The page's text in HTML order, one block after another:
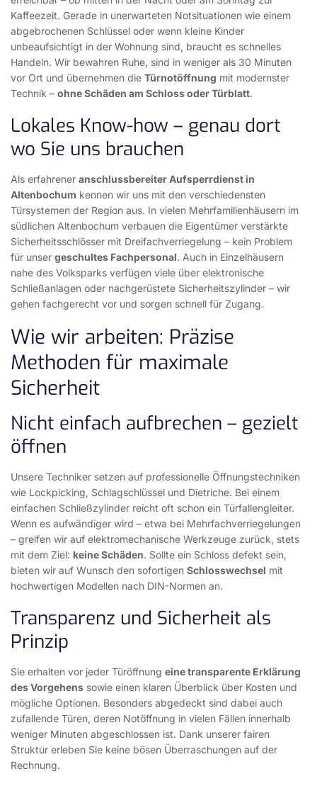
Kaffeezeit. Gerade in unerwarteten Notsituationen wie einem
abgebrochenen Schlüssel oder wenn kleine Kinder
unbeaufsichtigt in der Wohnung sind, braucht es schnelles
Handeln. Wir bewahren Ruhe, sind in weniger als 30 Minuten
vor Ort und übernehmen die Türnotöffnung mit modernster
Technik – ohne Schäden am Schloss oder Türblatt.
Lokales Know-how – genau dort
wo Sie uns brauchen
Als erfahrener anschlussbereiter Aufsperrdienst in
Altenbochum kennen wir uns mit den verschiedensten
Türsystemen der Region aus. In vielen Mehrfamilienhäusern im
südlichen Altenbochum verbauen die Eigentümer verstärkte
Sicherheitsschlösser mit Dreifachverriegelung – kein Problem
für unser geschultes Fachpersonal. Auch in Einzelhäusern
nahe des Volksparks verfügen viele über elektronische
Schließanlagen oder nachgerüstete Sicherheitszylinder – wir
gehen fachgerecht vor und sorgen schnell für Zugang.
Wie wir arbeiten: Präzise
Methoden für maximale
Sicherheit
Nicht einfach aufbrechen – gezielt
öffnen
Unsere Techniker setzen auf professionelle Öffnungstechniken
wie Lockpicking, Schlagschlüssel und Dietriche. Bei einem
einfachen Schließzylinder reicht oft schon ein Türfallengleiter.
Wenn es aufwändiger wird – etwa bei Mehrfachverriegelungen
– greifen wir auf elektromechanische Werkzeuge zurück, stets
mit dem Ziel: keine Schäden. Sollte ein Schloss defekt sein,
bieten wir auf Wunsch den sofortigen Schlosswechsel mit
hochwertigen Modellen nach DIN-Normen an.
Transparenz und Sicherheit als
Prinzip
Sie erhalten vor jeder Türöffnung eine transparente Erklärung
des Vorgehens sowie einen klaren Überblick über Kosten und
mögliche Optionen. Besonders abgedeckt sind dabei auch
zufallende Türen, deren Notöffnung in vielen Fällen innerhalb
weniger Minuten abgeschlossen ist. Dank unserer fairen
Struktur erleben Sie keine bösen Überraschungen auf der
Rechnung.